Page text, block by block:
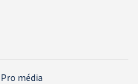
Pro média